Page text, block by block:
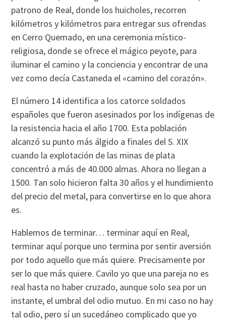
patrono de Real, donde los huicholes, recorren
kilómetros y kilómetros para entregar sus ofrendas
en Cerro Quemado, en una ceremonia mí­stico-
religiosa, donde se ofrece el mágico peyote, para
iluminar el camino y la conciencia y encontrar de una
vez como decí­a Castaneda el «camino del corazón».
El número 14 identifica a los catorce soldados
españoles que fueron asesinados por los indí­genas de
la resistencia hacia el año 1700. Esta población
alcanzó su punto más álgido a finales del S. XIX
cuando la explotación de las minas de plata
concentró a más de 40.000 almas. Ahora no llegan a
1500. Tan solo hicieron falta 30 años y el hundimiento
del precio del metal, para convertirse en lo que ahora
es.
Hablemos de terminar… terminar aquí­ en Real,
terminar aquí­ porque uno termina por sentir aversión
por todo aquello que más quiere. Precisamente por
ser lo que más quiere. Cavilo yo que una pareja no es
real hasta no haber cruzado, aunque solo sea por un
instante, el umbral del odio mutuo. En mi caso no hay
tal odio, pero sí­ un sucedáneo complicado que yo